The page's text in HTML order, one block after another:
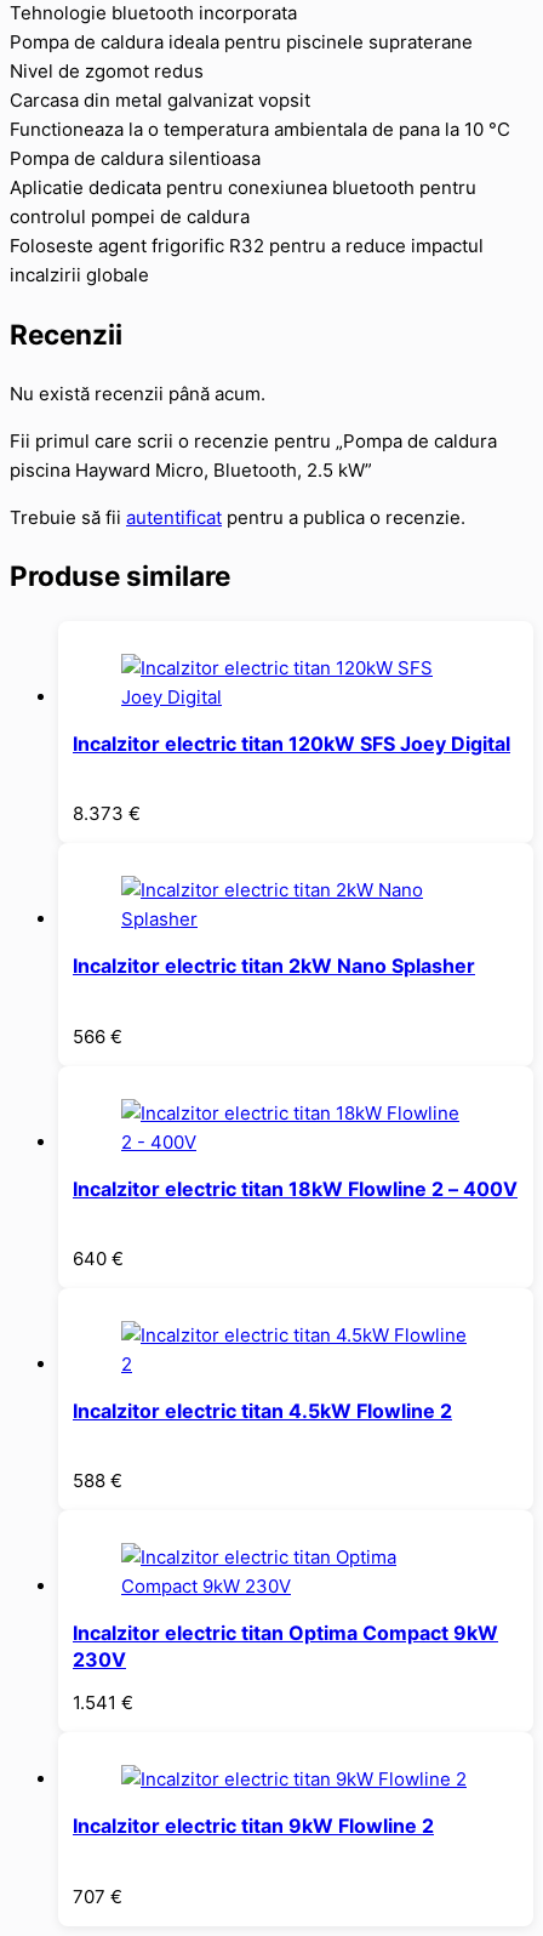
Tehnologie bluetooth incorporata
Pompa de caldura ideala pentru piscinele supraterane
Nivel de zgomot redus
Carcasa din metal galvanizat vopsit
Functioneaza la o temperatura ambientala de pana la 10 °C
Pompa de caldura silentioasa
Aplicatie dedicata pentru conexiunea bluetooth pentru
controlul pompei de caldura
Foloseste agent frigorific R32 pentru a reduce impactul
incalzirii globale
Recenzii
Nu există recenzii până acum.
Fii primul care scrii o recenzie pentru „Pompa de caldura
piscina Hayward Micro, Bluetooth, 2.5 kW”
Trebuie să fii autentificat pentru a publica o recenzie.
Produse similare
Incalzitor electric titan 120kW SFS Joey Digital
8.373 €
Incalzitor electric titan 2kW Nano Splasher
566 €
Incalzitor electric titan 18kW Flowline 2 – 400V
640 €
Incalzitor electric titan 4.5kW Flowline 2
588 €
Incalzitor electric titan Optima Compact 9kW
230V
1.541 €
Incalzitor electric titan 9kW Flowline 2
707 €